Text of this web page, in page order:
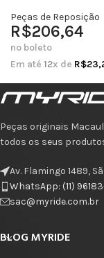
Peças de Reposição
R$206,64
no boleto
Em até 12x de R$
Peças originais
todos os seus
Av. Flamingo 1489,
WhatsApp: (11)
sac@myride.com.br
BLOG MYRIDE